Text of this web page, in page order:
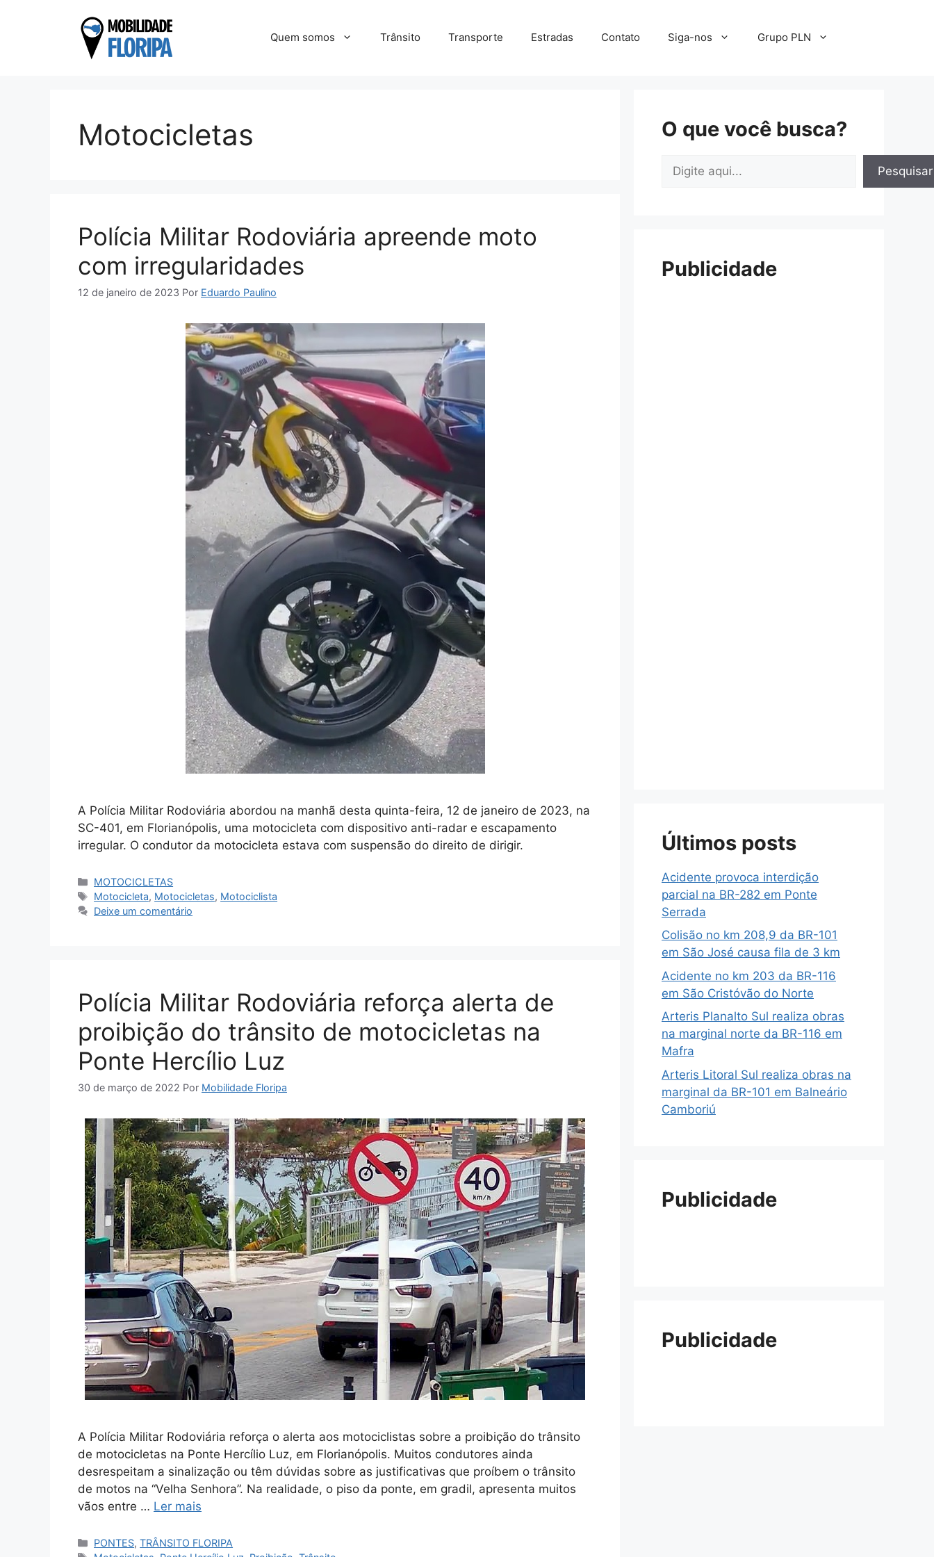
Quem somos Trânsito Transporte Estradas Contato Siga-nos Grupo PLN
Motocicletas
Polícia Militar Rodoviária apreende moto
com irregularidades
12 de janeiro de 2023 Por Eduardo Paulino
A Polícia Militar Rodoviária abordou na manhã desta quinta-feira, 12 de janeiro de 2023, na
SC-401, em Florianópolis, uma motocicleta com dispositivo anti-radar e escapamento
irregular. O condutor da motocicleta estava com suspensão do direito de dirigir.
Categorias
MOTOCICLETAS
Tags
Motocicleta, Motocicletas, Motociclista
Deixe um comentário
Polícia Militar Rodoviária reforça alerta de
proibição do trânsito de motocicletas na
Ponte Hercílio Luz
30 de março de 2022 Por Mobilidade Floripa
A Polícia Militar Rodoviária reforça o alerta aos motociclistas sobre a proibição do trânsito
de motocicletas na Ponte Hercílio Luz, em Florianópolis. Muitos condutores ainda
desrespeitam a sinalização ou têm dúvidas sobre as justificativas que proíbem o trânsito
de motos na “Velha Senhora”. Na realidade, o piso da ponte, em gradil, apresenta muitos
vãos entre … Ler mais
Categorias
PONTES,TRÂNSITO FLORIPA
O que você busca?
Pesquisar
Publicidade
Últimos posts
Acidente provoca interdição
parcial na BR-282 em Ponte
Serrada
Colisão no km 208,9 da BR-101
em São José causa fila de 3 km
Acidente no km 203 da BR-116
em São Cristóvão do Norte
Arteris Planalto Sul realiza obras
na marginal norte da BR-116 em
Mafra
Arteris Litoral Sul realiza obras na
marginal da BR-101 em Balneário
Camboriú
Publicidade
Publicidade